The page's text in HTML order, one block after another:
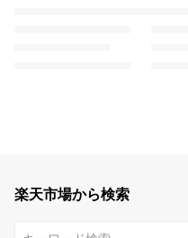
楽天市場から検索